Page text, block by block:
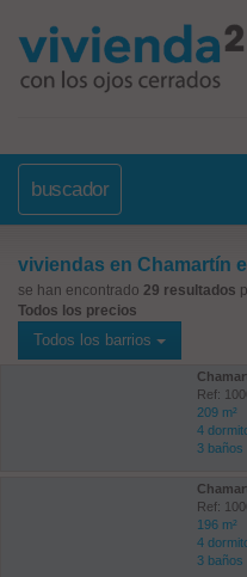
buscador
viviendas en Chamartín
se han encontrado 29 resultados
Todos los precios
Todos los barrios
Ref:
209 m²
4
3 baños
Ref:
196 m²
4
3 baños